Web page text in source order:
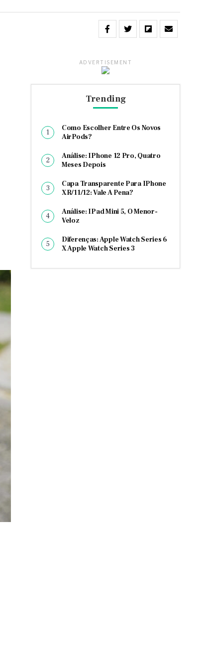
ADVERTISEMENT
Trending
Como Escolher Entre Os Novos
AirPods?
Análise: IPhone 12 Pro, Quatro
Meses Depois
Capa Transparente Para IPhone
XR/11/12: Vale A Pena?
Análise: IPad Mini 5, O Menor-
Veloz
Diferenças: Apple Watch Series 6
X Apple Watch Series 3